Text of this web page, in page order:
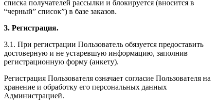
списка получателей рассылки и блокируется (вносится в
“черный” список”) в базе заказов.
3. Регистрация.
3.1. При регистрации Пользователь обязуется предоставить
достоверную и не устаревшую информацию, заполнив
регистрационную форму (анкету).
Регистрация Пользователя означает согласие Пользователя на
хранение и обработку его персональных данных
Администрацией.